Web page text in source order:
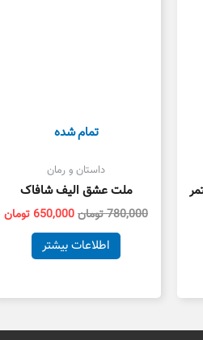
تمام شده
داستان و رمان
ملت عشق الیف شافاک
780,000تومان650,000 تومان
اطلاعات بیشتر